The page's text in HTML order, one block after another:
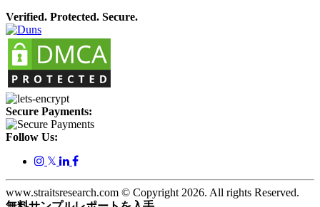
Verified. Protected. Secure.
Secure Payments:
Follow Us:
𝕏
www.straitsresearch.com © Copyright 2026. All rights Reserved.